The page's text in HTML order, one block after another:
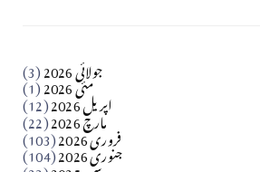
جولائی 2026 (3) مئی 2026 (1) اپریل 2026 (12) مارچ 2026 (22) فروری 2026 (103) جنوری 2026 (104)